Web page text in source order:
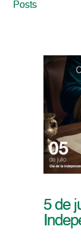
Posts
5 de